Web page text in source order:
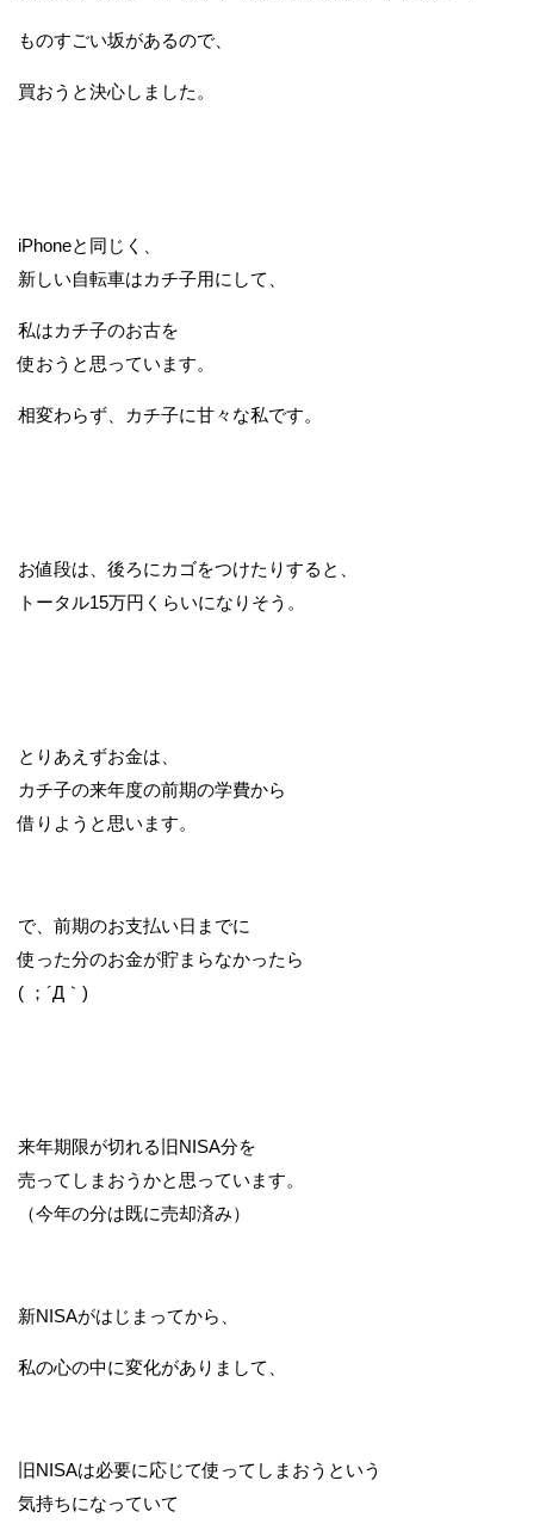
ものすごい坂があるので、
買おうと決心しました。
iPhoneと同じく、
新しい自転車はカチ子用にして、
私はカチ子のお古を
使おうと思っています。
相変わらず、カチ子に甘々な私です。
お値段は、後ろにカゴをつけたりすると、
トータル15万円くらいになりそう。
とりあえずお金は、
カチ子の来年度の前期の学費から
借りようと思います。
で、前期のお支払い日までに
使った分のお金が貯まらなかったら
( ；´Д｀)
来年期限が切れる旧NISA分を
売ってしまおうかと思っています。
（今年の分は既に売却済み）
新NISAがはじまってから、
私の心の中に変化がありまして、
旧NISAは必要に応じて使ってしまおうという
気持ちになっていて